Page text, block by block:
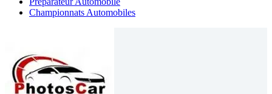
Championnats Automobiles